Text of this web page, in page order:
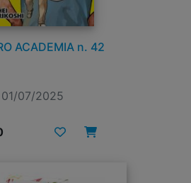
ACADEMIA n. 42
01/07/2025